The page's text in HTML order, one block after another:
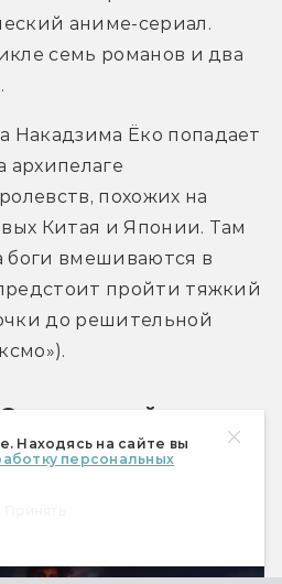
Находясь на сайте вы
персональных
аниме-сериал.
семь романов и два
Накадзима Ёко попадает
архипелаге
похожих на
Китая и Японии. Там
боги вмешиваются в
пройти тяжкий
до решительной